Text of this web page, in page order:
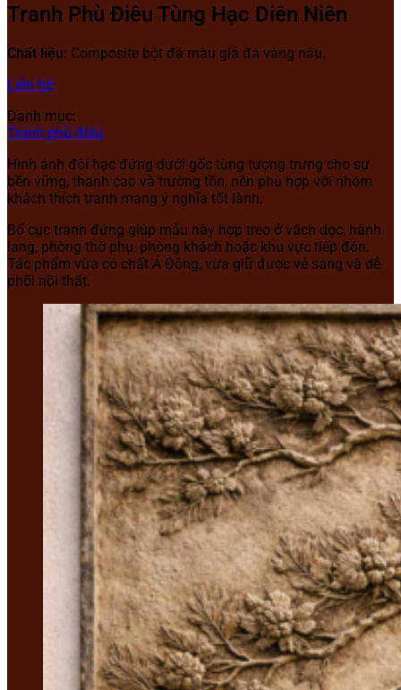
Tranh Phù Điêu Tùng Hạc Diên Niên
Chất liệu: Composite bột đá màu giả đá vàng nâu.
Liên hệ
Danh mục:
Tranh phù điêu
Hình ảnh đôi hạc đứng dưới gốc tùng tượng trưng cho sự
bền vững, thanh cao và trường tồn, nên phù hợp với nhóm
khách thích tranh mang ý nghĩa tốt lành.
Bố cục tranh đứng giúp mẫu này hợp treo ở vách dọc, hành
lang, phòng thờ phụ, phòng khách hoặc khu vực tiếp đón.
Tác phẩm vừa có chất Á Đông, vừa giữ được vẻ sang và dễ
phối nội thất.